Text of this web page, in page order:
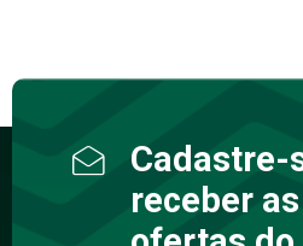
Cadastre-
receber